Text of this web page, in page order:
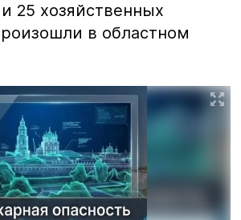
25 хозяйственных
в областном